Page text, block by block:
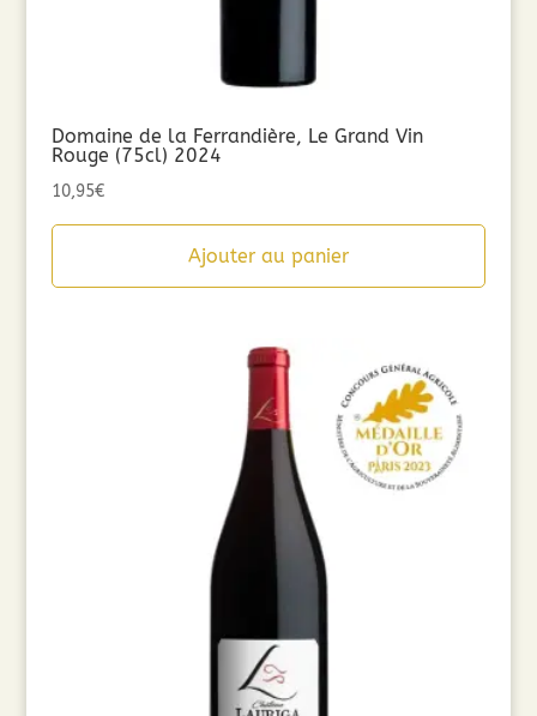
Domaine de la Ferrandière, Le Grand Vin
Rouge (75cl) 2024
10,95€
Ajouter au panier